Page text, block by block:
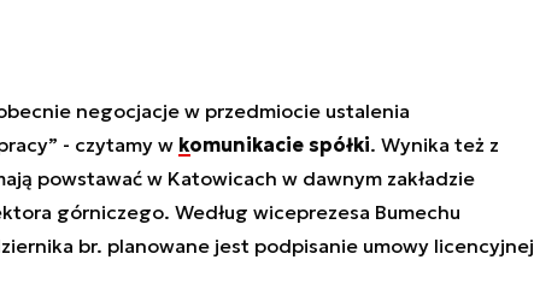
negocjacje w przedmiocie ustalenia
- czytamy w komunikacie spółki. Wynika też z
powstawać w Katowicach w dawnym zakładzie
górniczego. Według wiceprezesa Bumechu
br. planowane jest podpisanie umowy licencyjnej